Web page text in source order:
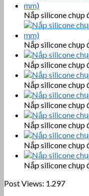
Nắp silicone chụp
Nắp silicone chụp
Nắp silicone chụp
Nắp silicone chụp
Nắp silicone chụp
Nắp silicone chụp
Nắp silicone chụp
Nắp silicone chụp
Post Views: 1.297